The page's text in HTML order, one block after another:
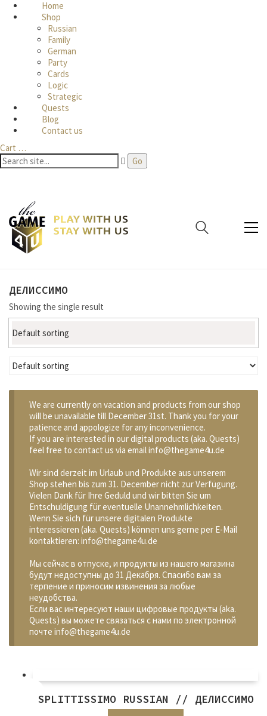
Home
Shop
Russian
Family
German
Party
Cards
Logic
Strategic
Quests
Blog
Contact us
Cart …
ДЕЛИССИМО
Showing the single result
Default sorting
We are currently on vacation and products from our shop
will be unavailable till December 31st. Thank you for your
patience and appologize for any inconvenience.
If you are interested in our digital products (aka. Quests)
feel free to contact us via email info@thegame4u.de
Wir sind derzeit im Urlaub und Produkte aus unserem
Shop stehen bis zum 31. December nicht zur Verfügung.
Vielen Dank für Ihre Geduld und wir bitten Sie um
Entschuldigung für eventuelle Unannehmlichkeiten.
Wenn Sie sich für unsere digitalen Produkte
interessieren (aka. Quests) können uns gerne per E-Mail
kontaktieren: info@thegame4u.de
Мы сейчас в отпуске, и продукты из нашего магазина
будут недоступны до 31 Декабря. Спасибо вам за
терпение и приносим извинения за любые
неудобства.
Если вас интересуют наши цифровые продукты (aka.
Quests) вы можете связаться с нами по электронной
почте info@thegame4u.de
SPLITTISSIMO RUSSIAN // ДЕЛИССИМО